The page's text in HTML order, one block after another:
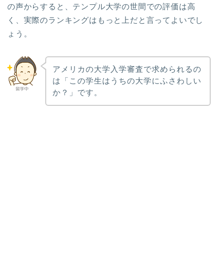
の声からすると、テンプル大学の世間での評価は高
く、実際のランキングはもっと上だと言ってよいでし
ょう。
留学中
アメリカの大学入学審査で求められるの
は「この学生はうちの大学にふさわしい
か？」です。